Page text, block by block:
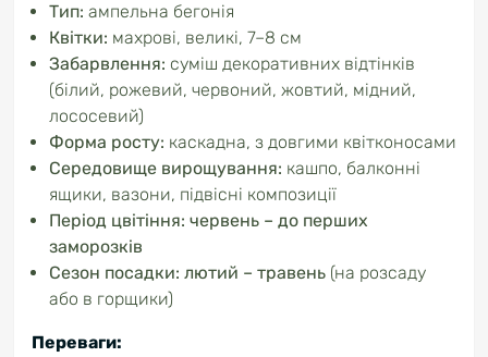
Тип: ампельна бегонія
Квітки: махрові, великі, 7–8 см
Забарвлення: суміш декоративних відтінків
(білий, рожевий, червоний, жовтий, мідний,
лососевий)
Форма росту: каскадна, з довгими квітконосами
Середовище вирощування: кашпо, балконні
ящики, вазони, підвісні композиції
Період цвітіння: червень – до перших
заморозків
Сезон посадки: лютий – травень (на розсаду
або в горщики)
Переваги: